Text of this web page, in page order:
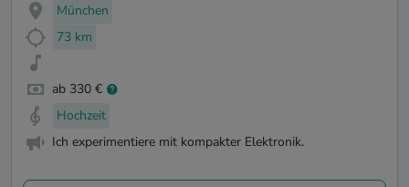
München
73 km
ab 330 €
Hochzeit
Ich experimentiere mit kompakter Elektronik.